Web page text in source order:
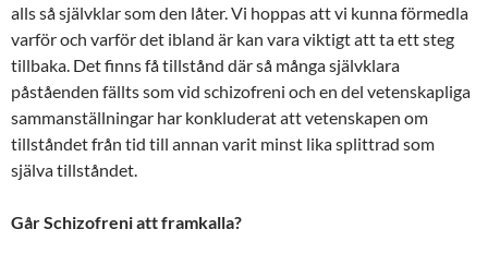
alls så självklar som den låter. Vi hoppas att vi kunna förmedla
varför och varför det ibland är kan vara viktigt att ta ett steg
tillbaka. Det finns få tillstånd där så många självklara
påståenden fällts som vid schizofreni och en del vetenskapliga
sammanställningar har konkluderat att vetenskapen om
tillståndet från tid till annan varit minst lika splittrad som
själva tillståndet.
Går Schizofreni att framkalla?